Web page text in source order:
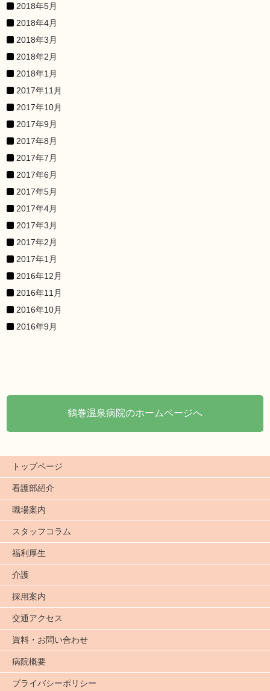
2018年5月
2018年4月
2018年3月
2018年2月
2018年1月
2017年11月
2017年10月
2017年9月
2017年8月
2017年7月
2017年6月
2017年5月
2017年4月
2017年3月
2017年2月
2017年1月
2016年12月
2016年11月
2016年10月
2016年9月
鶴巻温泉病院のホームページへ
トップページ
看護部紹介
職場案内
スタッフコラム
福利厚生
介護
採用案内
交通アクセス
資料・お問い合わせ
病院概要
プライバシーポリシー